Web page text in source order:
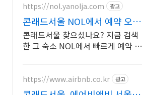
https://nol.yanolja.com 광고
콘래드서울 NOL에서 예약 오늘
의 숙박 핫딜!
콘래드서울 찾으셨나요? 지금 검색
한 그 숙소 NOL에서 빠르게 예약 확
https://www.airbnb.co.kr 광고